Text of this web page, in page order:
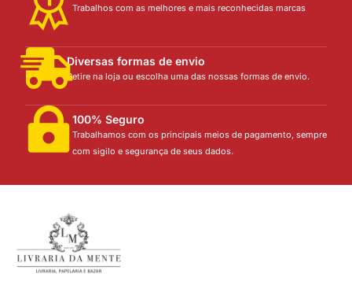
Trabalhos com as melhores e mais reconhecidas marcas
Diversas formas de envio
Retire na loja ou escolha uma das nossas formas de envio.
100% Seguro
Trabalhamos com os principais meios de pagamento, sempre
com sigilo e segurança de seus dados.